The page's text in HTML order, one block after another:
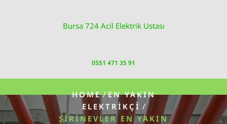
Bursa 724 Acil Elektrik Ustası
0551 471 35 91
HOME/EN YAKIN
ELEKTRIKÇI /
ŞIRINEVLER EN YAKIN